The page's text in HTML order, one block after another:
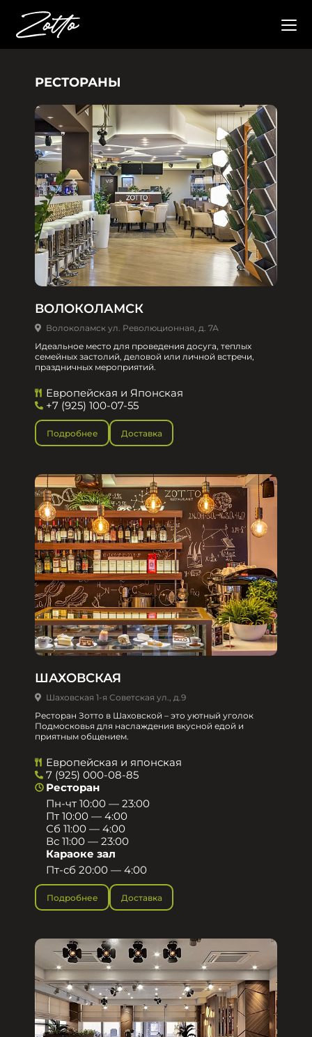
РЕСТОРАНЫ
ВОЛОКОЛАМСК
Волоколамск ул. Революционная, д. 7А
Идеальное место для проведения досуга, теплых
семейных застолий, деловой или личной встречи,
праздничных мероприятий.
Европейская и Японская
+7 (925) 100-07-55
Подробнее Доставка
ШАХОВСКАЯ
Шаховская 1-я Советская ул., д.9
Ресторан Зотто в Шаховской – это уютный уголок
Подмосковья для наслаждения вкусной едой и
приятным общением.​
Европейская и японская
7 (925) 000-08-85
Ресторан
Пн-чт 10:00 — 23:00
Пт 10:00 — 4:00
Сб 11:00 — 4:00
Вс 11:00 — 23:00
Караоке зал
Пт-сб 20:00 — 4:00
Подробнее Доставка